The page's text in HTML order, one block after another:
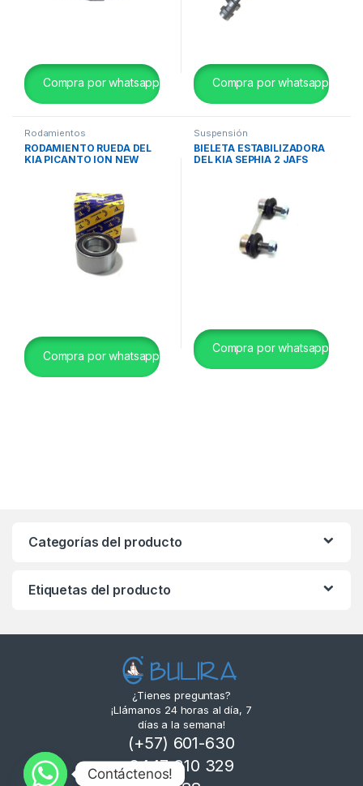
Compra por whatsapp Compra por whatsapp
Rodamientos
RODAMIENTO RUEDA DEL
KIA PICANTO ION NEW
Compra por whatsapp
Suspensión
BIELETA ESTABILIZADORA
DEL KIA SEPHIA 2 JAFS
Compra por whatsapp
Categorías del producto
Etiquetas del producto
¿Tienes preguntas?
¡Llámanos 24 horas al día, 7
días a la semana!
(+57) 601-630
3447 310 329
Contáctenos!